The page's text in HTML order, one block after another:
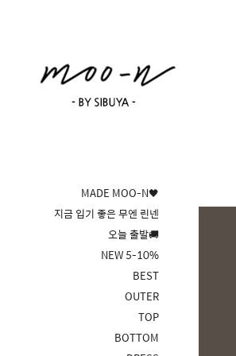
MADE MOO-N🖤
지금 입기 좋은 무엔 린넨
오늘 출발🚚
NEW 5-10%
BEST
OUTER
TOP
BOTTOM